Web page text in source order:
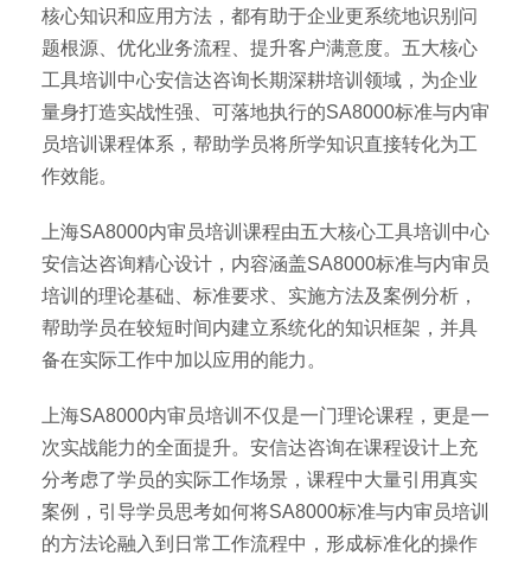
核心知识和应用方法，都有助于企业更系统地识别问
题根源、优化业务流程、提升客户满意度。五大核心
工具培训中心安信达咨询长期深耕培训领域，为企业
量身打造实战性强、可落地执行的SA8000标准与内审
员培训课程体系，帮助学员将所学知识直接转化为工
作效能。
上海SA8000内审员培训课程由五大核心工具培训中心
安信达咨询精心设计，内容涵盖SA8000标准与内审员
培训的理论基础、标准要求、实施方法及案例分析，
帮助学员在较短时间内建立系统化的知识框架，并具
备在实际工作中加以应用的能力。
上海SA8000内审员培训不仅是一门理论课程，更是一
次实战能力的全面提升。安信达咨询在课程设计上充
分考虑了学员的实际工作场景，课程中大量引用真实
案例，引导学员思考如何将SA8000标准与内审员培训
的方法论融入到日常工作流程中，形成标准化的操作